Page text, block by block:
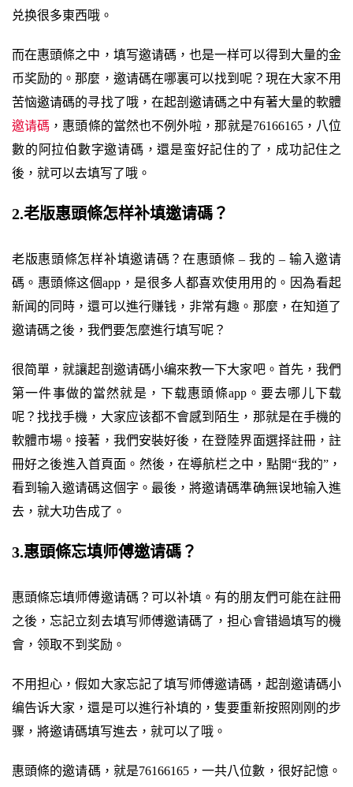
兑换很多東西哦。
而在惠頭條之中，填写邀请碼，也是一样可以得到大量的金
币奖励的。那麼，邀请碼在哪裏可以找到呢？現在大家不用
苦恼邀请碼的寻找了哦，在起剖邀请碼之中有著大量的軟體
邀请碼 ，惠頭條的當然也不例外啦，那就是76166165，八位
數的阿拉伯數字邀请碼，還是蛮好記住的了，成功記住之
後，就可以去填写了哦。
2.老版惠頭條怎样补填邀请碼？
老版惠頭條怎样补填邀请碼？在惠頭條 – 我的 – 输入邀请
碼。惠頭條这個app，是很多人都喜欢使用用的。因為看起
新闻的同時，還可以進行赚钱，非常有趣。那麼，在知道了
邀请碼之後，我們要怎麼進行填写呢？
很简單，就讓起剖邀请碼小编來教一下大家吧。首先，我們
第一件事做的當然就是，下载惠頭條app。要去哪儿下载
呢？找找手機，大家应该都不會感到陌生，那就是在手機的
軟體市場。接著，我們安裝好後，在登陸界面選择註冊，註
冊好之後進入首頁面。然後，在導航栏之中，點開“我的”，
看到输入邀请碼这個字。最後，將邀请碼準确無误地输入進
去，就大功告成了。
3.惠頭條忘填师傅邀请碼？
惠頭條忘填师傅邀请碼？可以补填。有的朋友們可能在註冊
之後，忘記立刻去填写师傅邀请碼了，担心會错過填写的機
會，领取不到奖励。
不用担心，假如大家忘記了填写师傅邀请碼，起剖邀请碼小
编告诉大家，還是可以進行补填的，隻要重新按照刚刚的步
骤，將邀请碼填写進去，就可以了哦。
惠頭條的邀请碼，就是76166165，一共八位數，很好記憶。